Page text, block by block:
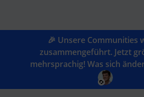
🎉 Unsere Communities
zusammengeführt. Jetzt
mehrsprachig! Was sich